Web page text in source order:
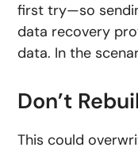
first try—so
data recovery
data. In the
Don’t
This could